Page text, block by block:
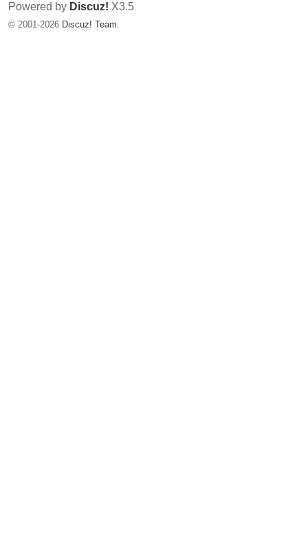
Powered by Discuz! X3.5
© 2001-2026 Discuz! Team.